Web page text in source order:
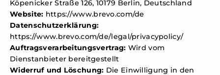
Köpenicker Straße 126, 10179 Berlin, Deutschland
Website: https://www.brevo.com/de
Datenschutzerklärung:
https://www.brevo.com/de/legal/privacypolicy/
Auftragsverarbeitungsvertrag: Wird vom
Dienstanbieter bereitgestellt
Widerruf und Löschung: Die Einwilligung in den